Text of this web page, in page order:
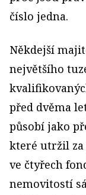
číslo jedna.
Někdejší
největšího
před dvěma
působí jako
které utržil
ve čtyřech
nemovitostí